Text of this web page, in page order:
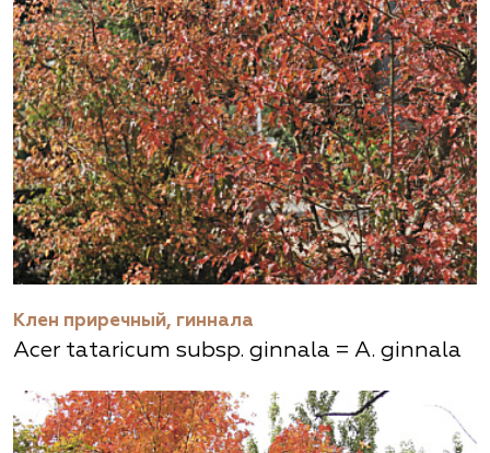
Клен приречный, гиннала
Acer tataricum subsp. ginnala = A. ginnala